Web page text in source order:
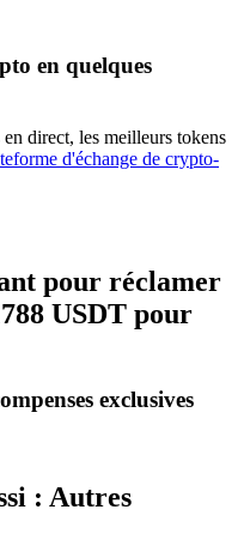
en quelques
direct, les meilleurs tokens
d'échange de crypto-
pour réclamer
USDT pour
exclusives
: Autres